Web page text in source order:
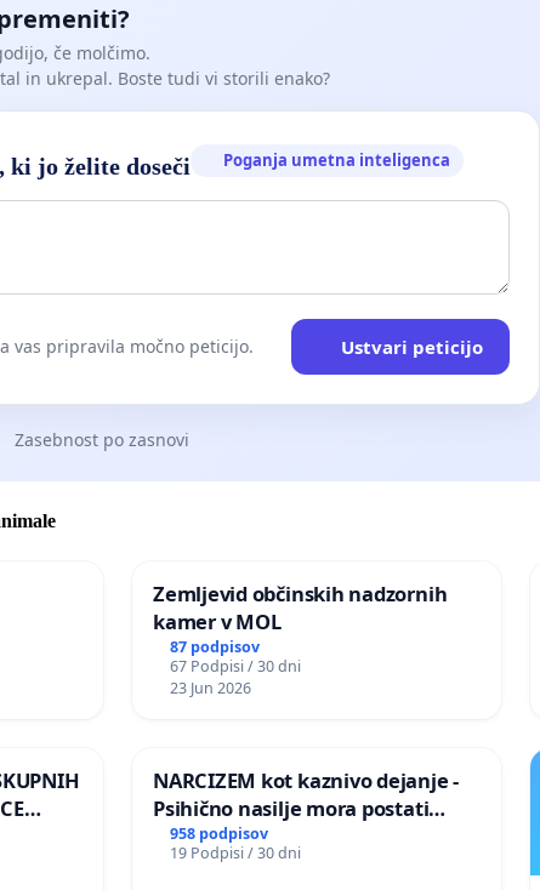
če molčimo.
in ukrepal. Boste tudi vi storili enako?
ki jo želite doseči Poganja umetna inteligenca
vas pripravila močno peticijo. Ustvari peticijo
Zasebnost po zasnovi
Zemljevid občinskih nadzornih
kamer v MOL
87 podpisov
67 Podpisi / 30 dni
23 Jun 2026
NARCIZEM kot kaznivo dejanje -
Psihično nasilje mora postati
enako prepoznano kot fizično
nasilje
958 podpisov
19 Podpisi / 30 dni